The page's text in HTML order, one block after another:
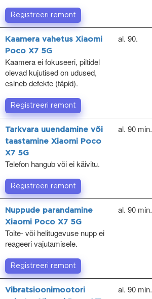
Registreeri remont
Kaamera vahetus Xiaomi
Poco X7 5G
Kaamera ei fokuseeri, piltidel
olevad kujutised on udused,
esineb defekte (täpid).
al. 90.
Registreeri remont
Tarkvara uuendamine või
taastamine Xiaomi Poco
X7 5G
Telefon hangub või ei käivitu.
al. 90 min.
Registreeri remont
Nuppude parandamine
Xiaomi Poco X7 5G
Toite- või helitugevuse nupp ei
reageeri vajutamisele.
al. 90 min.
Registreeri remont
Vibratsioonimootori
al. 90 min.